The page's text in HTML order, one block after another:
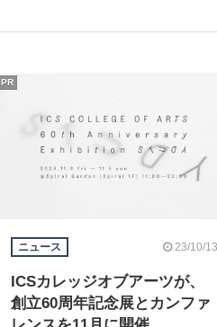
ニュース 23/10/13
ICSカレッジオブアーツが、
創立60周年記念展とカンファ
PR